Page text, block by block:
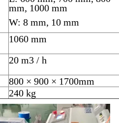
mm, 1000 mm
W: 8 mm, 10 mm
1060 mm
20 m3 / h
800 × 900 × 1700mm
240 kg